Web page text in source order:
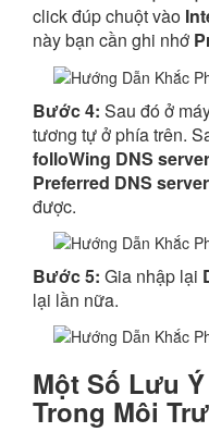
click đúp chuột vào
này bạn cần ghi nhớ
Bước 4: Sau đó ở
tương tự ở phía trên.
folloWing DNS
Preferred DNS server
được.
Bước 5: Gia nhập lại
lại lần nữa.
Một Số Lưu
Trong Môi